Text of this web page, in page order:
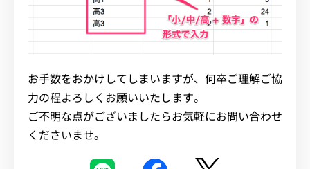
お手数をおかけしてしまいますが、何卒ご理解ご協
力の程よろしくお願いいたします。
ご不明な点がございましたらお気軽にお問い合わせ
くださいませ。